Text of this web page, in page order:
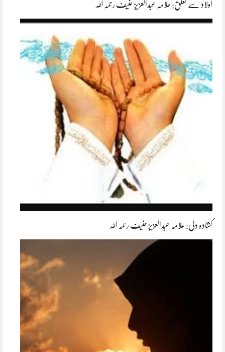
اولاد سے تعلق: علامہ عبدالعزیز حنیف رحمہ اللہ
کشادہ دلی: علامہ عبدالعزیز حنیف رحمہ اللہ